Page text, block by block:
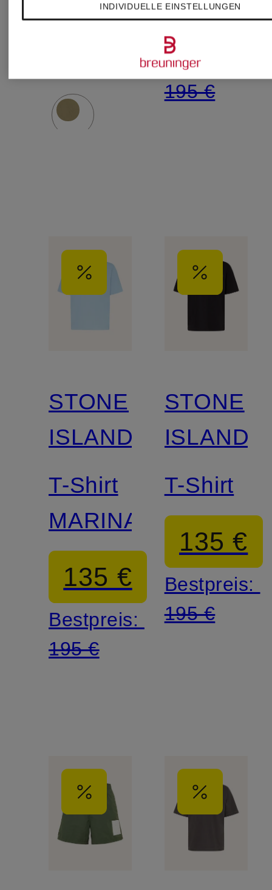
Bestpreis:
135 €
Bestpreis:
195 €
STONE
ISLAND
T-Shirt
MARINA
135 €
Bestpreis:
195 €
STONE
ISLAND
T-Shirt
135 €
Bestpreis:
195 €
INDIVIDUELLE EINSTELLUNGEN